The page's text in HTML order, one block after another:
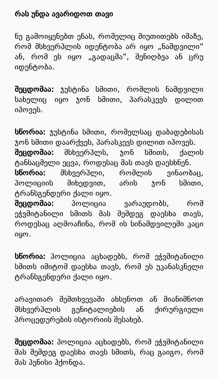
რას უნდა ავარიდოთ თავი
ნუ გამოიყენებთ ენას, რომელიც მიუთითებს იმაზე,
რომ მსხვერპლის იდენტობა არ იყო „ნამდვილი“
ან, რომ ეს იყო „გადაცმა“, შენიღბვა ან ცრუ
იდენტობა.
შეცდომაა: ჯუსტინა სმითი, რომლის ნამდვილი
სახელიც იყო ჯონ სმითი, პარასკევს დილით
იპოვეს.
სწორია: ჯუსტინა სმითი, რომელსაც დაბადებისას
ჯონ სმითი დაარქვეს, პარასკევს დილით იპოვეს.
შეცდომაა: მსხვერპლს, ჯონ სმითს, ქალის
ტანსაცმელი ეცვა, როდესაც მას თავს დაესხნენ.
სწორია: მსხვერპლი, რომლის ვინაობაც,
პოლიციის მიხედვით, არის ჯონ სმითი,
ტრანსგენდერი ქალი იყო.
შეცდომაა: პოლიცია ვარაუდობს, რომ
ეჭვმიტანილი სმითს მას შემდეგ დაესხა თავს,
როდესაც აღმოაჩინა, რომ ის სინამდვილეში კაცი
იყო.
სწორია: პოლიცია აცხადებს, რომ ეჭვმიტანილი
სმითს იმიტომ დაესხა თავს, რომ ეს უკანასკნელი
ტრანსგენდერი ქალი იყო.
არავითარ შემთხვევაში ახსენოთ ან მიანიშნოთ
მსხვერპლის გენიტალიების ან ქირურგიული
პროცედურების ისტორიის შესახებ.
შეცდომაა: პოლიცია აცხადებს, რომ ეჭვმიტანილი
მას შემდეგ დაესხა თავს სმითს, რაც გაიგო, რომ
მას პენისი ჰქონდა.